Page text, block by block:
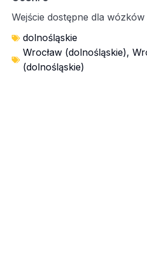
Wejście dostępne dla
dolnośląskie
Wrocław (dolnośląskie),
(dolnośląskie)